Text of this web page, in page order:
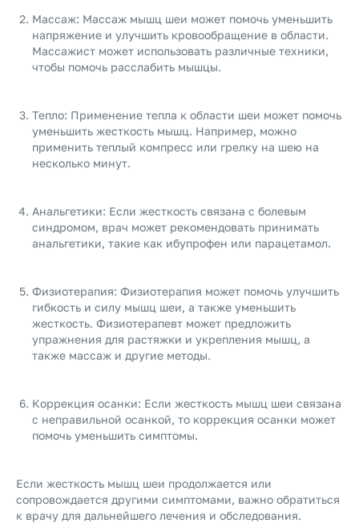
Массаж: Массаж мышц шеи может помочь уменьшить
напряжение и улучшить кровообращение в области.
Массажист может использовать различные техники,
чтобы помочь расслабить мышцы.
Тепло: Применение тепла к области шеи может помочь
уменьшить жесткость мышц. Например, можно
применить теплый компресс или грелку на шею на
несколько минут.
Анальгетики: Если жесткость связана с болевым
синдромом, врач может рекомендовать принимать
анальгетики, такие как ибупрофен или парацетамол.
Физиотерапия: Физиотерапия может помочь улучшить
гибкость и силу мышц шеи, а также уменьшить
жесткость. Физиотерапевт может предложить
упражнения для растяжки и укрепления мышц, а
также массаж и другие методы.
Коррекция осанки: Если жесткость мышц шеи связана
с неправильной осанкой, то коррекция осанки может
помочь уменьшить симптомы.
Если жесткость мышц шеи продолжается или
сопровождается другими симптомами, важно обратиться
к врачу для дальнейшего лечения и обследования.